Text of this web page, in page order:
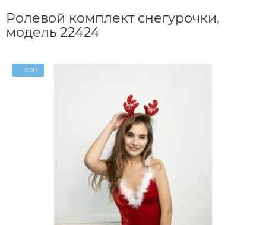
Ролевой комплект снегурочки,
модель 22424
ТОП